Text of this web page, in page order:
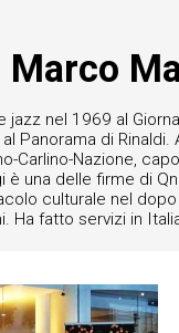
Marco
nel 1969 al
Panorama di
Carlino-Nazione,
una delle firme di
culturale nel
fatto servizi in